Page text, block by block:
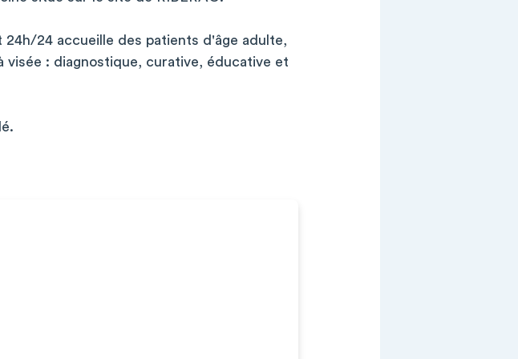
24 accueille des patients d'âge adulte,
visée : diagnostique, curative, éducative et